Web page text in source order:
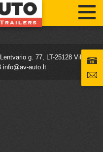
g. 77, LT-25128 Vilnius
info@av-auto.lt